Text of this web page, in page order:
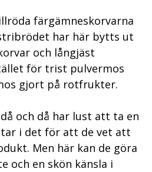
färgämneskorvarna
har här bytts ut
och långjäst
för trist pulvermos
gjort på rotfrukter.
och då har lust att ta en
i det för att de vet att
Men här kan de göra
och en skön känsla i